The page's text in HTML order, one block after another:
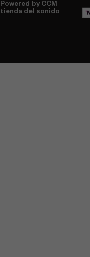
Powered by CCM
tienda del sonido